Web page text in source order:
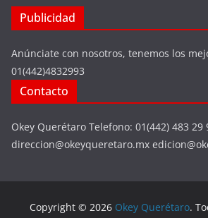
Publicidad
Anúnciate con nosotros, tenemos los
01(442)4832993
Contacto
Okey Querétaro Telefono: 01(442) 483 29
direccion@okeyqueretaro.mx
Copyright © 2026 Okey Querétaro.